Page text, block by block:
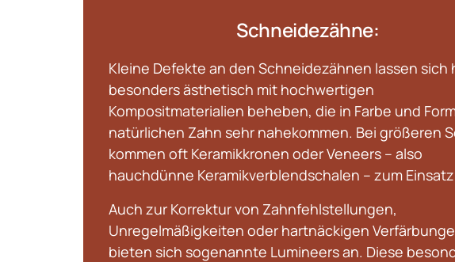
Schneidezähne:
Kleine Defekte an den Schneidezähnen lassen sich
besonders ästhetisch mit hochwertigen
Kompositmaterialien beheben, die in Farbe und
natürlichen Zahn sehr nahekommen. Bei größeren
kommen oft Keramikkronen oder Veneers – also
hauchdünne Keramikverblendschalen – zum
Auch zur Korrektur von Zahnfehlstellungen,
Unregelmäßigkeiten oder hartnäckigen
bieten sich sogenannte Lumineers an. Diese